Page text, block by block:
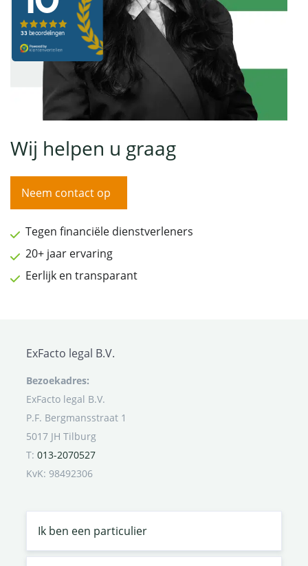
Wij helpen u graag
Neem contact op
Tegen financiële dienstverleners
20+ jaar ervaring
Eerlijk en transparant
ExFacto legal B.V.
Bezoekadres:
ExFacto legal B.V.
P.F. Bergmansstraat 1
5017 JH Tilburg
T: 013-2070527
KvK: 98492306
Ik ben een particulier